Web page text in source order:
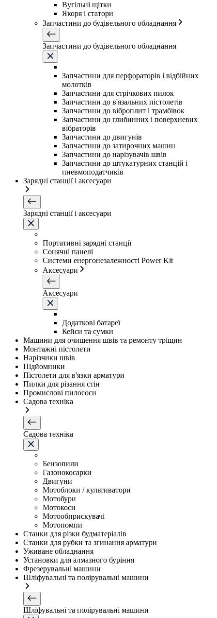
Вугільні щітки
Якоря і статори
Запчастини до будівельного обладнання
Запчастини до будівельного обладнання
Запчастини для перфораторів і відбійних
молотків
Запчастини для стрічкових пилок
Запчастини до в'язальних пістолетів
Запчастини до віброплит і трамбівок
Запчастини до глибинних і поверхневих
вібраторів
Запчастини до двигунів
Запчастини до затирочних машин
Запчастини до нарізувачів швів
Запчастини до штукатурних станцій і
пневмоподатчиків
Зарядні станції і аксесуари
Зарядні станції і аксесуари
Портативні зарядні станції
Сонячні панелі
Системи енергонезалежності Power Kit
Аксесуари
Аксесуари
Додаткові батареї
Кейси та сумки
Машини для очищення швів та ремонту тріщин
Монтажні пістолети
Нарізчики швів
Підйомники
Пістолети для в'язки арматури
Пилки для різання стін
Промислові пилососи
Садова техніка
Садова техніка
Бензопили
Газонокосарки
Двигуни
Мотоблоки / культиватори
Мотобури
Мотокоси
Мотообприскувачі
Мотопомпи
Станки для різки будматеріалів
Станки для рубки та згинання арматури
Уживане обладнання
Установки для алмазного буріння
Фрезерувальні машини
Шліфувальні та полірувальні машини
Шліфувальні та полірувальні машини